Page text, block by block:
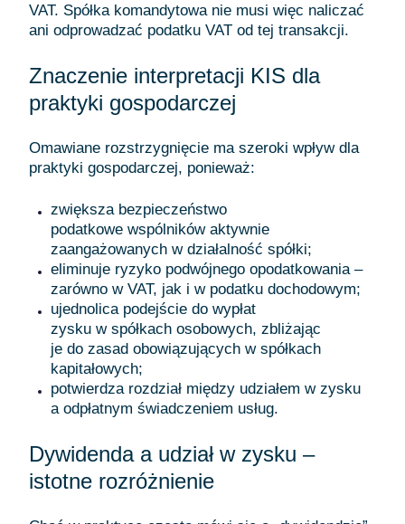
VAT. Spółka komandytowa nie musi więc naliczać
ani odprowadzać podatku VAT od tej transakcji.
Znaczenie interpretacji KIS dla
praktyki gospodarczej
Omawiane rozstrzygnięcie ma szeroki wpływ dla
praktyki gospodarczej, ponieważ:
zwiększa bezpieczeństwo
podatkowe wspólników aktywnie
zaangażowanych w działalność spółki;
eliminuje ryzyko podwójnego opodatkowania –
zarówno w VAT, jak i w podatku dochodowym;
ujednolica podejście do wypłat
zysku w spółkach osobowych, zbliżając
je do zasad obowiązujących w spółkach
kapitałowych;
potwierdza rozdział między udziałem w zysku
a odpłatnym świadczeniem usług.
Dywidenda a udział w zysku –
istotne rozróżnienie